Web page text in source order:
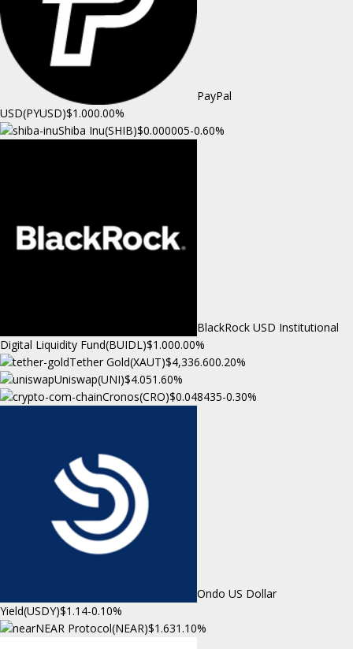
PayPal
USD(PYUSD)$1.000.00%
Shiba Inu(SHIB)$0.000005-0.60%
BlackRock USD Institutional
Digital Liquidity Fund(BUIDL)$1.000.00%
Tether Gold(XAUT)$4,336.600.20%
Uniswap(UNI)$4.051.60%
Cronos(CRO)$0.048435-0.30%
Ondo US Dollar
Yield(USDY)$1.14-0.10%
NEAR Protocol(NEAR)$1.631.10%